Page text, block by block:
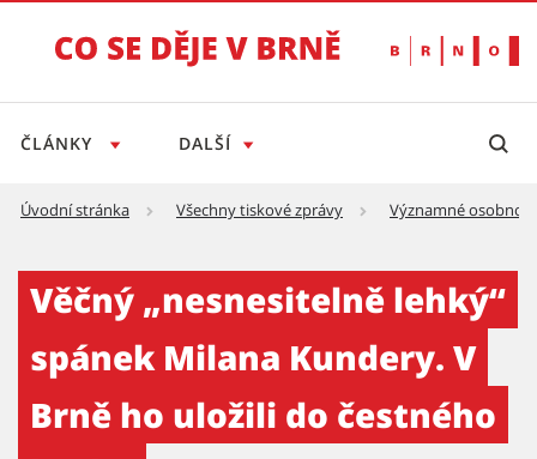
ČLÁNKY DALŠÍ
Úvodní stránka Všechny tiskové zprávy Významné
Věčný „nesnesitelně lehký“
spánek Milana Kundery. V
Brně ho uložili do čestného